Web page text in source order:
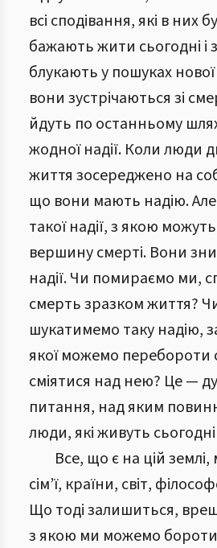
всі сподівання, які в них
бажають жити сьогодні і
блукають у пошуках нової
вони зустрічаються зі
йдуть по останньому
жодної надії. Коли люди
життя зосереджено на
що вони мають надію.
такої надії, з якою
вершину смерті. Вони
надії. Чи помираємо ми,
смерть зразком життя?
шукатимемо таку надію,
якої можемо перебороти
сміятися над нею? Це —
питання, над яким
люди, які живуть
Все, що є на цій
сім’ї, країни, світ,
Що тоді залишиться,
з якою ми можемо